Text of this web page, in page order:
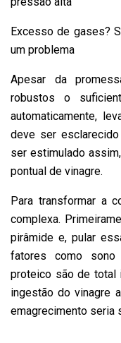
Excesso de gases?
um problema
Apesar da
robustos o
automaticamente,
deve ser
ser estimulado
pontual de vinagre.
Para transformar a
complexa.
pirâmide e, pular
fatores como sono
proteico são de total
ingestão do vinagre
emagrecimento seria